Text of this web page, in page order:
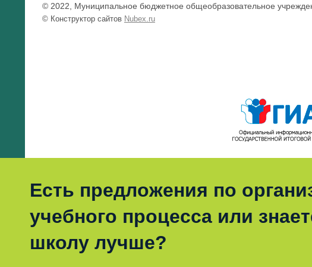
© 2022, Муниципальное бюджетное общеобразовательное
© Конструктор сайтов Nubex.ru
Есть предложения по
учебного процесса или
школу лучше?